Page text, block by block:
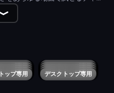
ンスタントゲームで、印象的な
Paper Boy Race: Running Game Zombie Derby: Blocky Roads
Syder Hyper Drive Breaking Fall: Epic Bone Blast
Car Eats Car: Volcanic Adventure Sky Racer Extreme
Car Eats Car Winter Adventure Car Eats Car: Underwater Adventure
ップ専用 デスクトップ専用
Evolution Factor
ップ専用Jump Master: Car Racing デスクトップ専用
ップ専用
Way デスクトップ専用
Riders Downhill Racing
ップ専用
GT Cars Mega Ramps デスクトップ専用
Happy Wheels
ップ専用
Real Cars Extreme Racing デスクトップ専用Crazy Stunt Cars Multiplayer